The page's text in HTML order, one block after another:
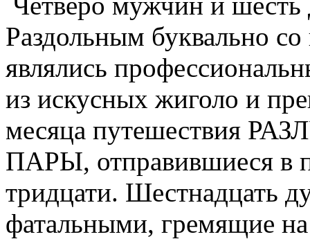
Раздольным буквально со
являлись
из искусных жиголо и
месяца путешествия
ПАРЫ, отправившиеся в
тридцати. Шестнадцать
фатальными, гремящие